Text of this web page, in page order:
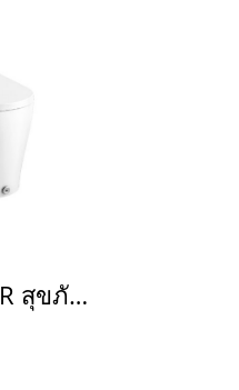
C10122 WH/SR สุขภัณฑ์อัตโนมัติ รุ่น Squibb Closet